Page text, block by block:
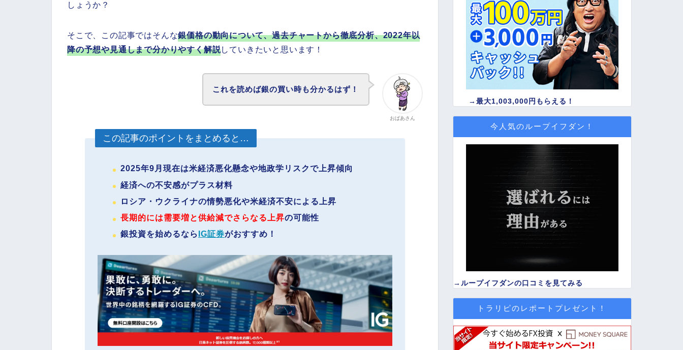
しょうか？
そこで、この記事ではそんな銀価格の動向について、過去チャートから徹底分析、2022年以
降の予想や見通しまで分かりやすく解説していきたいと思います！
おばあさん
これを読めば銀の買い時も分かるはず！
この記事のポイントをまとめると…
2025年9月現在は米経済悪化懸念や地政学リスクで上昇傾向
経済への不安感がプラス材料
ロシア・ウクライナの情勢悪化や米経済不安による上昇
長期的には需要増と供給減でさらなる上昇の可能性
銀投資を始めるなら IG証券がおすすめ！
→ 最大1,003,000円もらえる！
今人気のループイフダン！
→ ループイフダンの口コミを見てみる
トラリピのレポートプレゼント！